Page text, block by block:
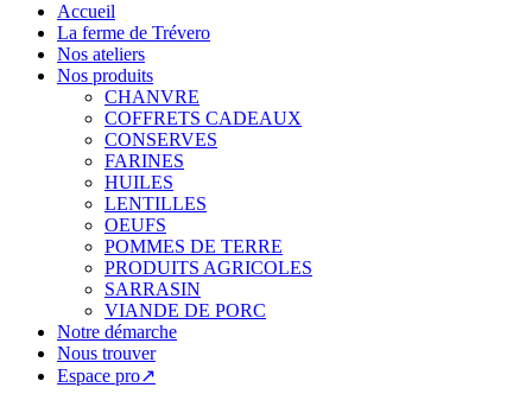
Accueil
La ferme de Trévero
Nos ateliers
Nos produits
CHANVRE
COFFRETS CADEAUX
CONSERVES
FARINES
HUILES
LENTILLES
OEUFS
POMMES DE TERRE
PRODUITS AGRICOLES
SARRASIN
VIANDE DE PORC
Notre démarche
Nous trouver
Espace pro↗